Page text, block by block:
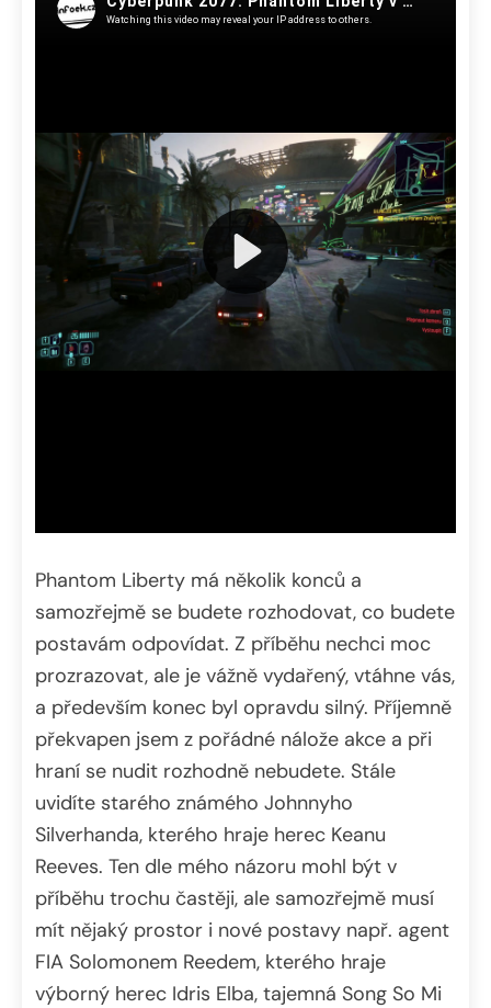
Phantom Liberty má několik konců a
samozřejmě se budete rozhodovat, co budete
postavám odpovídat. Z příběhu nechci moc
prozrazovat, ale je vážně vydařený, vtáhne vás,
a především konec byl opravdu silný. Příjemně
překvapen jsem z pořádné nálože akce a při
hraní se nudit rozhodně nebudete. Stále
uvidíte starého známého Johnnyho
Silverhanda, kterého hraje herec Keanu
Reeves. Ten dle mého názoru mohl být v
příběhu trochu častěji, ale samozřejmě musí
mít nějaký prostor i nové postavy např. agent
FIA Solomonem Reedem, kterého hraje
výborný herec Idris Elba, tajemná Song So Mi